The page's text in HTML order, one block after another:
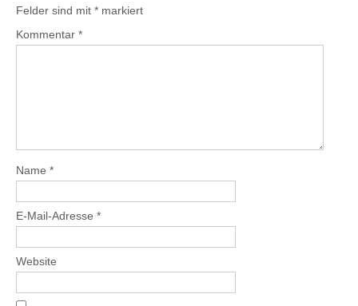
Felder sind mit * markiert
Kommentar *
Name *
E-Mail-Adresse *
Website